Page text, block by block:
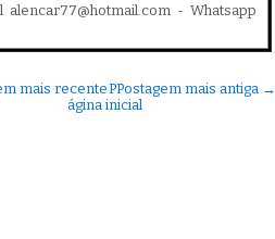
alencar77@hotmail.com - Whatsapp
mais recente Postagem mais antiga →
P
ágina inicial